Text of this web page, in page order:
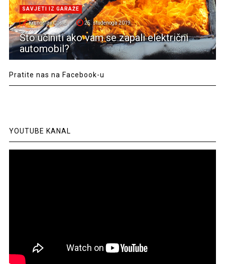
SAVJETI IZ GARAŽE
Krunoslav Ćosić 25. studenoga 2019.
Što učiniti ako vam se zapali električni
automobil?
Pratite nas na Facebook-u
YOUTUBE KANAL